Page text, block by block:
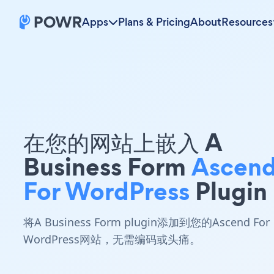
Apps Plans & PricingAboutResources
在您的网站上嵌入 A
Business Form
For WordPress Plugin
将A Business Form plugin添加到您的Ascend For
WordPress网站，无需编码或头痛。